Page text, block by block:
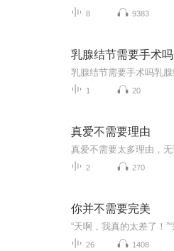
8 9383
乳腺结节需要手术吗
1 20
真爱不需要理由
2 270
你并不需要完美
26 1408